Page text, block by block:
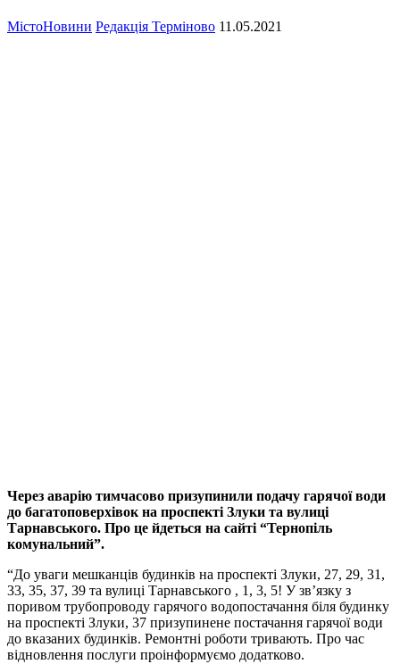
МістоНовини Редакція Терміново 11.05.2021
Через аварію тимчасово призупинили подачу гарячої води
до багатоповерхівок на проспекті Злуки та вулиці
Тарнавського. Про це йдеться на сайті “Тернопіль
комунальний”.
“До уваги мешканців будинків на проспекті Злуки, 27, 29, 31,
33, 35, 37, 39 та вулиці Тарнавського , 1, 3, 5! У зв’язку з
поривом трубопроводу гарячого водопостачання біля будинку
на проспекті Злуки, 37 призупинене постачання гарячої води
до вказаних будинків. Ремонтні роботи тривають. Про час
відновлення послуги проінформуємо додатково.